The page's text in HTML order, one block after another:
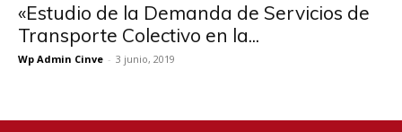
«Estudio de la Demanda de Servicios de
Transporte Colectivo en la...
Wp Admin Cinve - 3 junio, 2019